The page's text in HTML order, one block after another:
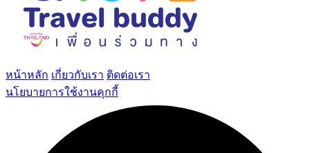
หน้าหลัก เกี่ยวกับเรา ติดต่อเรา
นโยบายการใช้งานคุกกี้